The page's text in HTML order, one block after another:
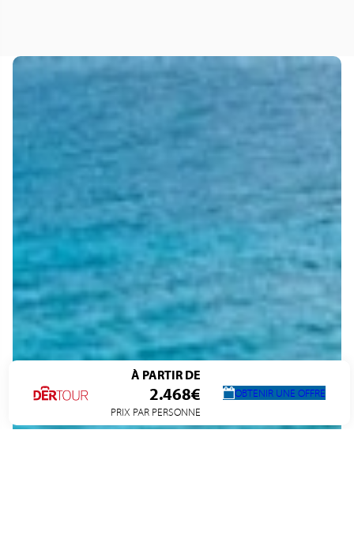
À PARTIR DE
2.468€
PRIX PAR PERSONNE
OBTENIR UNE OFFRE